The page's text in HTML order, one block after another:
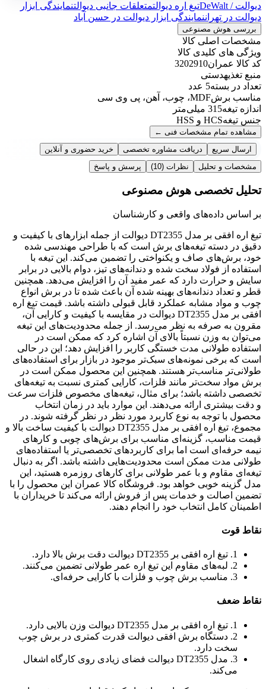
دیوالت / DeWalt تیغ اره دیوالتمتعلقات جانبی دیوالتنمایندگی ابزار
دیوالت در تهراننمایندگی ابزار دیوالت در حسن آباد
بررسی هوش مصنوعی
مشخصات اصلی کالا
ویژگی های کلیدی کالا
کد کالا عمران3202910
منبع تغذیهدستی
تعداد در بسته5 عدد
مناسب برشMDF، چوب، آهن، پی وی سی
اندازه تیغه315 میلی‌متر
جنس تیغهHCS و HSS
مشاهده تمام مشخصات فنی ←
ارسال سریع
دریافت مشاوره تخصصی
خرید حضوری و آنلاین
مشخصات و تحلیل
نظرات (10) پرسش و پاسخ
تحلیل تخصصی هوش مصنوعی
بر اساس داده‌های واقعی و کارشناسان
تیغ اره افقی بر مدل DT2355 دیوالت از جمله ابزارهای با کیفیت و
دقیق در دسته تیغه‌های برش است که با طراحی مهندسی شده
خود، برش‌های صاف و یکنواختی را تضمین می‌کند. این تیغه با
استفاده از فولاد سخت شده و دندانه‌های تیز، دوام بالایی در برابر
سایش و حرارت دارد که عمر مفید آن را افزایش می‌دهد. همچنین
قطر و تعداد دندانه‌های بهینه شده آن باعث شده تا در برش انواع
چوب و مواد مشابه عملکرد قابل قبولی داشته باشد. قیمت تیغ اره
افقی بر مدل DT2355 دیوالت در مقایسه با کیفیت و کارایی آن،
مقرون به صرفه به نظر می‌رسد. از جمله محدودیت‌های این تیغه
می‌توان به وزن نسبتاً بالای آن اشاره کرد که ممکن است در
استفاده طولانی مدت خستگی کاربر را افزایش دهد؛ این در حالی
است که برخی نمونه‌های سبک‌تر موجود در بازار برای استفاده‌های
طولانی‌تر مناسب‌تر هستند. همچنین این محصول ممکن است در
برش مواد سخت‌تر مانند فلزات، کارایی کمتری نسبت به تیغه‌های
تخصصی داشته باشد؛ برای مثال، تیغه‌های مخصوص فلزات سرعت
و دقت بیشتری ارائه می‌دهند. این موارد باید در زمان انتخاب
محصول با توجه به نوع کاربرد مورد نظر در نظر گرفته شوند. در
مجموع، تیغ اره افقی بر مدل DT2355 دیوالت با کیفیت ساخت بالا و
قیمت مناسب، گزینه‌ای مناسب برای برش‌های چوبی و کارهای
نیمه حرفه‌ای است اما برای کاربردهای تخصصی‌تر یا استفاده‌های
طولانی مدت ممکن است محدودیت‌هایی داشته باشد. اگر به دنبال
تیغه‌ای مقاوم و با عمر طولانی برای کارهای روزمره هستید، این
مدل گزینه خوبی خواهد بود. فروشگاه کالا عمران این محصول را با
تضمین اصالت و خدمات پس از فروش ارائه می‌کند تا خریداران با
اطمینان کامل انتخاب خود را انجام دهند.
نقاط قوت
1. تیغ اره افقی بر DT2355 دیوالت دقت برش بالا دارد.
2. لبه‌های مقاوم این تیغ اره عمر طولانی تضمین می‌کنند.
3. مناسب برش چوب و فلزات با کارایی حرفه‌ای.
نقاط ضعف
1. تیغ اره افقی بر مدل DT2355 دیوالت وزن بالایی دارد.
2. دستگاه برش افقی دیوالت قدرت کمتری در برش چوب
سخت دارد.
3. مدل DT2355 دیوالت فضای زیادی روی کارگاه اشغال
می‌کند.